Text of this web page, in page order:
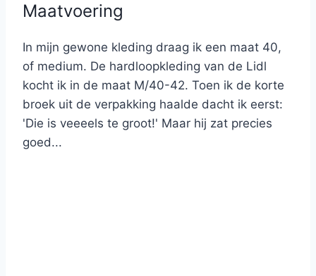
Maatvoering
In mijn gewone kleding draag ik een maat 40,
of medium. De hardloopkleding van de Lidl
kocht ik in de maat M/40-42. Toen ik de korte
broek uit de verpakking haalde dacht ik eerst:
'Die is veeeels te groot!' Maar hij zat precies
goed...